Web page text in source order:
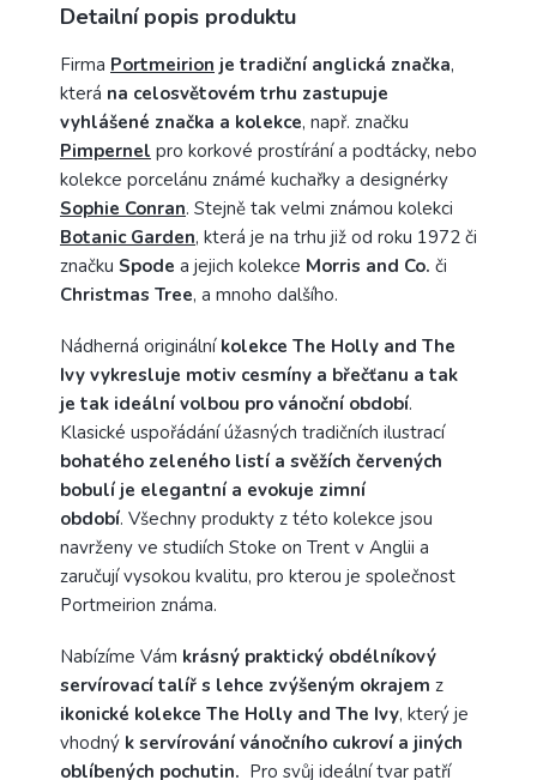
Detailní popis produktu
Firma Portmeirion je tradiční anglická značka,
která na celosvětovém trhu zastupuje
vyhlášené značka a kolekce, např. značku
Pimpernel pro korkové prostírání a podtácky, nebo
kolekce porcelánu známé kuchařky a designérky
Sophie Conran. Stejně tak velmi známou kolekci
Botanic Garden, která je na trhu již od roku 1972 či
značku Spode a jejich kolekce Morris and Co. či
Christmas Tree, a mnoho dalšího.
Nádherná originální kolekce The Holly and The
Ivy vykresluje motiv cesmíny a břečťanu a tak
je tak ideální volbou pro vánoční období.
Klasické uspořádání úžasných tradičních ilustrací
bohatého zeleného listí a svěžích červených
bobulí je elegantní a evokuje zimní
období. Všechny produkty z této kolekce jsou
navrženy ve studiích Stoke on Trent v Anglii a
zaručují vysokou kvalitu, pro kterou je společnost
Portmeirion známa.
Nabízíme Vám krásný praktický obdélníkový
servírovací talíř s lehce zvýšeným okrajem z
ikonické kolekce The Holly and The Ivy, který je
vhodný k servírování vánočního cukroví a jiných
oblíbených pochutin. Pro svůj ideální tvar patří